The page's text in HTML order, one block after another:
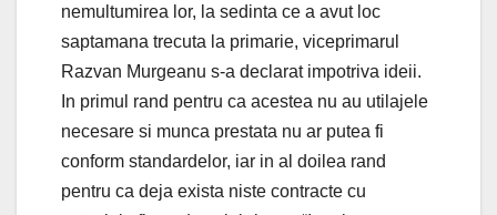
nemultumirea lor, la sedinta ce a avut loc
saptamana trecuta la primarie, viceprimarul
Razvan Murgeanu s-a declarat impotriva ideii.
In primul rand pentru ca acestea nu au utilajele
necesare si munca prestata nu ar putea fi
conform standardelor, iar in al doilea rand
pentru ca deja exista niste contracte cu